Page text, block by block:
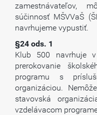
zamestnávateľov,
súčinnosť MŠVVaŠ
navrhujeme vypustiť.
§24 ods. 1
Klub 500 navrhuje
prerokovanie
programu s
organizáciou.
stavovská
vzdelávacom